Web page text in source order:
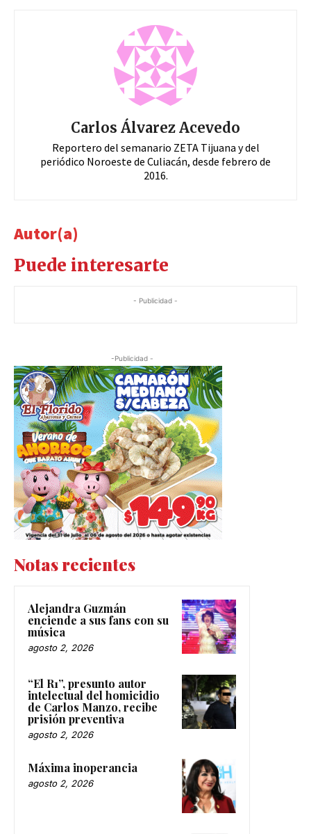
Carlos Álvarez Acevedo
Reportero del semanario ZETA Tijuana y del
periódico Noroeste de Culiacán, desde febrero de
2016.
Autor(a)
Puede interesarte
- Publicidad -
-Publicidad -
Notas recientes
Alejandra Guzmán
enciende a sus fans con su
música
agosto 2, 2026
“El R1”, presunto autor
intelectual del homicidio
de Carlos Manzo, recibe
prisión preventiva
agosto 2, 2026
Máxima inoperancia
agosto 2, 2026